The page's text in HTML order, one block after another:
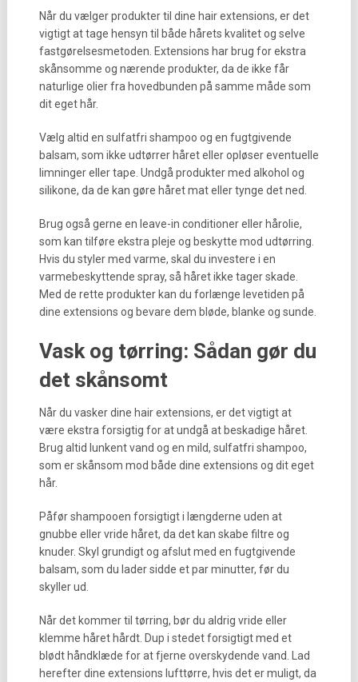
Når du vælger produkter til dine hair extensions, er det
vigtigt at tage hensyn til både hårets kvalitet og selve
fastgørelsesmetoden. Extensions har brug for ekstra
skånsomme og nærende produkter, da de ikke får
naturlige olier fra hovedbunden på samme måde som
dit eget hår.
Vælg altid en sulfatfri shampoo og en fugtgivende
balsam, som ikke udtørrer håret eller opløser eventuelle
limninger eller tape. Undgå produkter med alkohol og
silikone, da de kan gøre håret mat eller tynge det ned.
Brug også gerne en leave-in conditioner eller hårolie,
som kan tilføre ekstra pleje og beskytte mod udtørring.
Hvis du styler med varme, skal du investere i en
varmebeskyttende spray, så håret ikke tager skade.
Med de rette produkter kan du forlænge levetiden på
dine extensions og bevare dem bløde, blanke og sunde.
Vask og tørring: Sådan gør du
det skånsomt
Når du vasker dine hair extensions, er det vigtigt at
være ekstra forsigtig for at undgå at beskadige håret.
Brug altid lunkent vand og en mild, sulfatfri shampoo,
som er skånsom mod både dine extensions og dit eget
hår.
Påfør shampooen forsigtigt i længderne uden at
gnubbe eller vride håret, da det kan skabe filtre og
knuder. Skyl grundigt og afslut med en fugtgivende
balsam, som du lader sidde et par minutter, før du
skyller ud.
Når det kommer til tørring, bør du aldrig vride eller
klemme håret hårdt. Dup i stedet forsigtigt med et
blødt håndklæde for at fjerne overskydende vand. Lad
herefter dine extensions lufttørre, hvis det er muligt, da